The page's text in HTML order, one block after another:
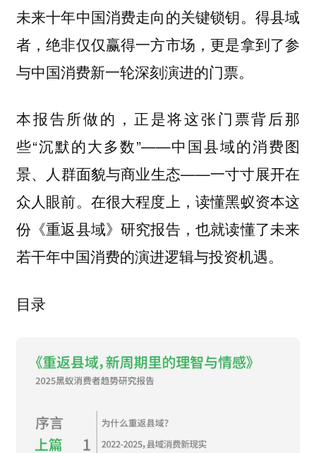
未来十年中国消费走向的关键锁钥。得县域
者，绝非仅仅赢得一方市场，更是拿到了参
与中国消费新一轮深刻演进的门票。
本报告所做的，正是将这张门票背后那
些“沉默的大多数”——中国县域的消费图
景、人群面貌与商业生态——一寸寸展开在
众人眼前。在很大程度上，读懂黑蚁资本这
份《重返县域》研究报告，也就读懂了未来
若干年中国消费的演进逻辑与投资机遇。
目录